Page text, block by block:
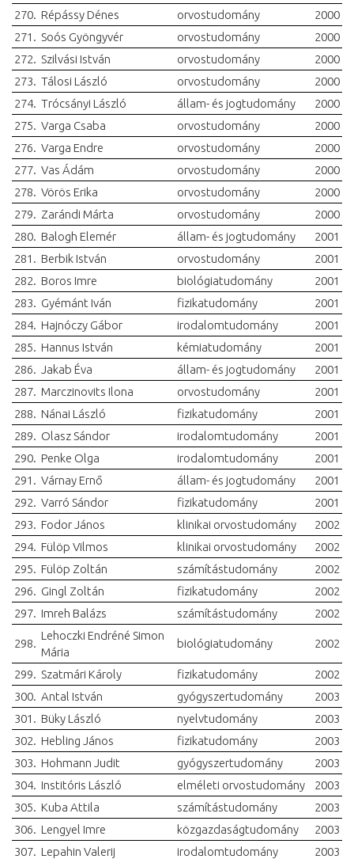
270. Répássy Dénes orvostudomány
2000
271. Soós Gyöngyvér orvostudomány
2000
272. Szilvási István orvostudomány
2000
273. Tálosi László orvostudomány
2000
274. Trócsányi László állam- és jogtudomány
2000
275. Varga Csaba orvostudomány
2000
276. Varga Endre orvostudomány
2000
277. Vas Ádám orvostudomány
2000
278. Vörös Erika orvostudomány
2000
279. Zarándi Márta orvostudomány
2000
280. Balogh Elemér állam- és jogtudomány
2001
281. Berbik István orvostudomány
2001
282. Boros Imre biológiatudomány
2001
283. Gyémánt Iván fizikatudomány
2001
284. Hajnóczy Gábor irodalomtudomány
2001
285. Hannus István kémiatudomány
2001
286. Jakab Éva állam- és jogtudomány
2001
287. Marczinovits Ilona orvostudomány
2001
288. Nánai László fizikatudomány
2001
289. Olasz Sándor irodalomtudomány
2001
290. Penke Olga irodalomtudomány
2001
291. Várnay Ernő állam- és jogtudomány
2001
292. Varró Sándor fizikatudomány
2001
293. Fodor János klinikai orvostudomány
2002
294. Fülöp Vilmos klinikai orvostudomány
2002
295. Fülöp Zoltán számítástudomány
2002
296. Gingl Zoltán fizikatudomány
2002
297. Imreh Balázs számítástudomány 2002
298.
Lehoczki Endréné Simon
Mária
biológiatudomány 2002
299. Szatmári Károly fizikatudomány
2002
300. Antal István gyógyszertudomány
2003
301. Büky László nyelvtudomány
2003
302. Hebling János fizikatudomány
2003
303. Hohmann Judit gyógyszertudomány
2003
304. Institóris László elméleti orvostudomány
2003
305. Kuba Attila számítástudomány
2003
306. Lengyel Imre közgazdaságtudomány
2003
307. Lepahin Valerij irodalomtudomány
2003